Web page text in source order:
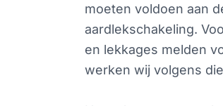
moeten voldoen aan
aardlekschakeling.
en lekkages melden
werken wij volgens